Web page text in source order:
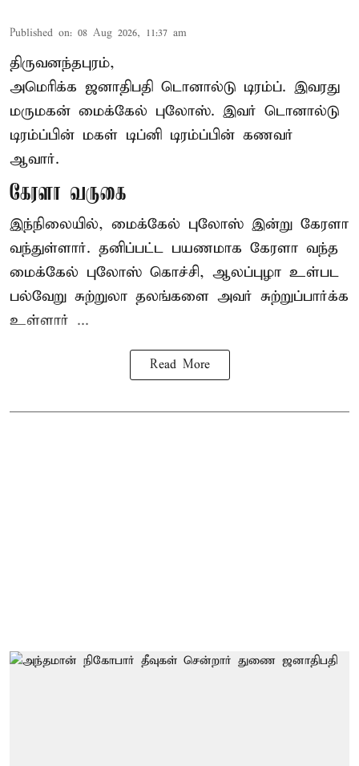
Published on: 08 Aug 2026, 11:37 am
திருவனந்தபுரம்,
அமெரிக்க ஜனாதிபதி டொனால்டு டிரம்ப். இவரது
மருமகன் மைக்கேல் புலோஸ். இவர் டொனால்டு
டிரம்ப்பின் மகள் டிப்னி டிரம்ப்பின் கணவர்
ஆவார்.
கேரளா வருகை
இந்நிலையில், மைக்கேல் புலோஸ் இன்று கேரளா
வந்துள்ளார். தனிப்பட்ட பயணமாக கேரளா வந்த
மைக்கேல் புலோஸ் கொச்சி, ஆலப்புழா உள்பட
பல்வேறு சுற்றுலா தலங்களை அவர் சுற்றுப்பார்க்க
உள்ளார் ...
Read More